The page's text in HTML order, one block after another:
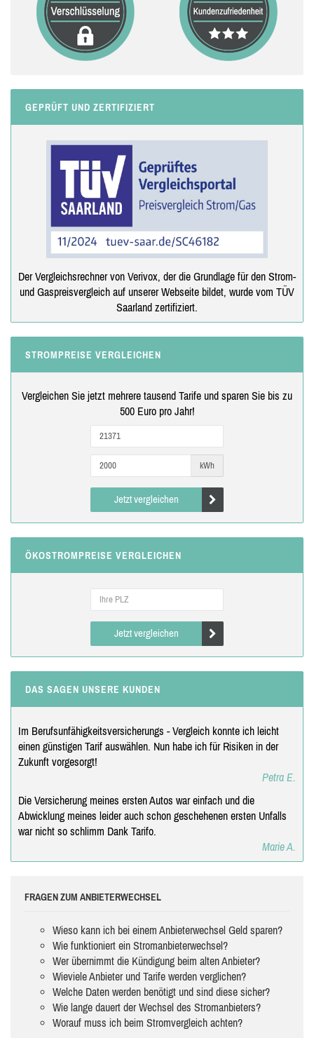
GEPRÜFT UND ZERTIFIZIERT
Der Vergleichsrechner von Verivox, der die Grundlage für den Strom-
und Gaspreisvergleich auf unserer Webseite bildet, wurde vom TÜV
Saarland zertifiziert.
STROMPREISE VERGLEICHEN
Vergleichen Sie jetzt mehrere tausend Tarife und sparen Sie bis zu
500 Euro pro Jahr!
kWh
Jetzt vergleichen
ÖKOSTROMPREISE VERGLEICHEN
Jetzt vergleichen
DAS SAGEN UNSERE KUNDEN
Im Berufsunfähigkeitsversicherungs - Vergleich konnte ich leicht
einen günstigen Tarif auswählen. Nun habe ich für Risiken in der
Zukunft vorgesorgt!
Petra E.
Die Versicherung meines ersten Autos war einfach und die
Abwicklung meines leider auch schon geschehenen ersten Unfalls
war nicht so schlimm Dank Tarifo.
Marie A.
FRAGEN ZUM ANBIETERWECHSEL
Wieso kann ich bei einem Anbieterwechsel Geld sparen?
Wie funktioniert ein Stromanbieterwechsel?
Wer übernimmt die Kündigung beim alten Anbieter?
Wieviele Anbieter und Tarife werden verglichen?
Welche Daten werden benötigt und sind diese sicher?
Wie lange dauert der Wechsel des Stromanbieters?
Worauf muss ich beim Stromvergleich achten?